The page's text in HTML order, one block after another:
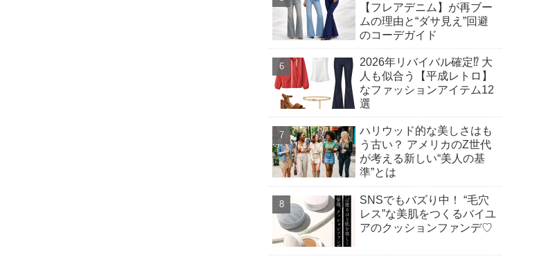
【フレアデニム】が再ブー
ムの理由と“ダサ見え”回避
のコーデガイド
2026年リバイバル確定⁉︎ 大
人も似合う【平成レトロ】
なファッションアイテム12
選
ハリウッド的な美しさはも
う古い？ アメリカのZ世代
が考える新しい“美人の基
準”とは
SNSでもバズり中！ “毛穴
レス”な美肌をつくるバイユ
アのクッションファンデ♡